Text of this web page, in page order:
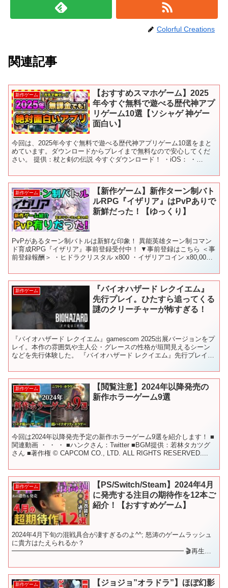
Colorful Creations
関連記事
新作ゲーム
【おすすめスマホゲーム】2025
年今すぐ無料で遊べる歴代神アプ
リゲーム10選【ソシャゲ 神ゲー
面白い】
今回は、2025年今すぐ無料で遊べる歴代神アプリゲーム10選をまと
めています。ダウンロードからプレイまで無料なので安心してくだ
さい。 提供：杖と剣の伝説 今すぐダウンロード！ ・iOS： ・
新作ゲーム
【新作ゲーム】新作ターン制バト
ルRPG『イザリア』はPvPありで
新鮮だった！【ゆっくり】
PvPがあるターン制バトルは新鮮な印象！ 異能英雄ターン制コマン
ド育成RPG『イザリア』事前登録受付中！ ▼事前登録はこちら ＜事
前登録報酬＞ ・ヒドラクリスタル x800 ・イザリアコイン x80,000
新作ゲーム
『バイオハザード レクイエム』
先行プレイ。ひたすら追ってくる
謎のクリーチャーが怖すぎる！
『バイオハザード レクイエム』gamescom 2025出展バージョンをプ
レイ。本作の雰囲気や主人公・グレースの性格が垣間見えるシーン
などを先行体験した。 『バイオハザード レクイエム』先行プレイ。
新作ゲーム
【閲覧注意】2024年以降発売の
新作ホラーゲーム9選
今回は2024年以降発売予定の新作ホラーゲーム9選を紹介します！ ■
関連動画 ・ ・ ・ ■ハンクさん：Twitter ■BGM提供：若林タカツグ
さん ■著作権 © CAPCOM CO., LTD. ALL RIGHTS RESERVED....
新作ゲーム
【PS/Switch/Steam】2024年4月
に発売する注目の期待作を12本ご
紹介！【おすすめゲーム】
2024年4月下旬の混戦具合が凄すぎるのよ^^; 怒涛のゲームラッシュ
に貴方はたえられるか？
━━━━━━━━━━━━━━━━━━━━━━━━━━ 🎬再生リ
を網羅できます！ ━...
新作ゲーム
【ジョジョ”オラドラ”】ほぼ幻影